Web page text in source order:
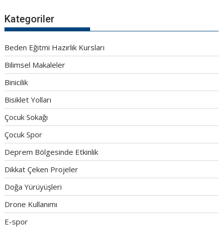
Kategoriler
Beden Eğitmi Hazırlık Kursları
Bilimsel Makaleler
Binicilik
Bisiklet Yolları
Çocuk Sokağı
Çocuk Spor
Deprem Bölgesinde Etkinlik
Dikkat Çeken Projeler
Doğa Yürüyüşleri
Drone Kullanımı
E-spor